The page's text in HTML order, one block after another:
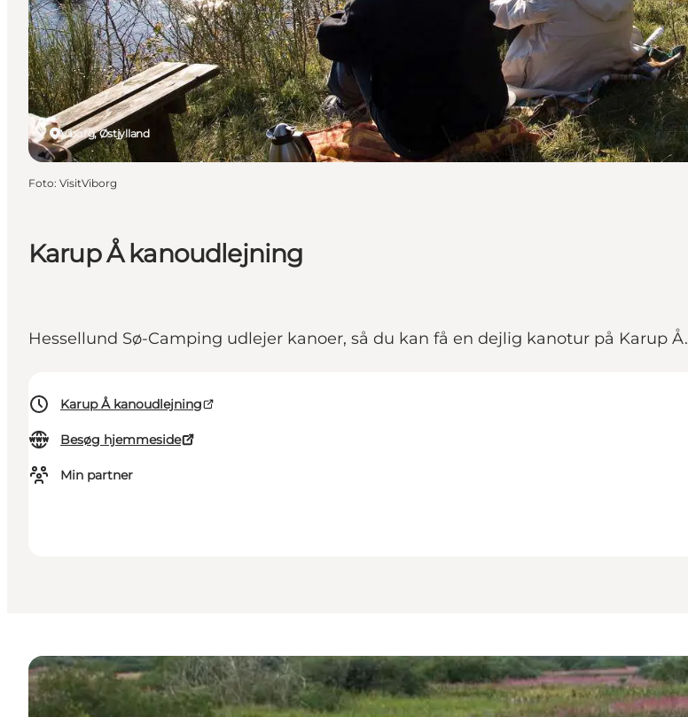
Karup Å kanoudlejning
Hessellund Sø-Camping udlejer kanoer, så du kan få en dejlig kanotur på Karup Å.
Karup Å kanoudlejning
Besøg hjemmeside
Min partner
Viborg, Østjylland
Foto: VisitViborg